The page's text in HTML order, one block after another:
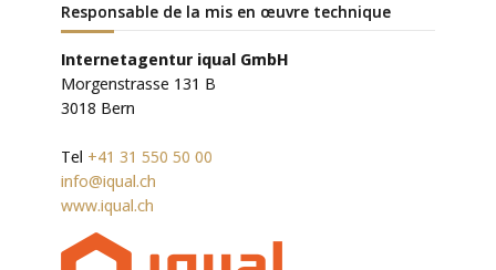
Responsable de la mis en œuvre technique
Internetagentur iqual GmbH
Morgenstrasse 131 B
3018 Bern
Tel +41 31 550 50 00
info@iqual.ch
www.iqual.ch